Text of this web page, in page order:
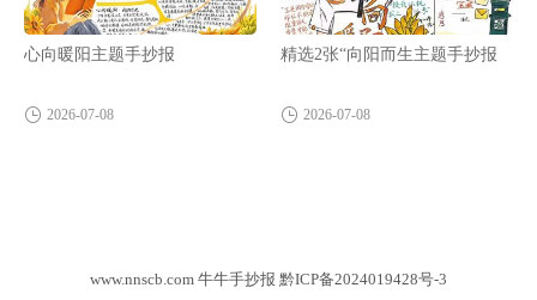
心向暖阳主题手抄报
2026-07-08
精选2张“向阳而生主题手抄报
2026-07-08
www.nnscb.com 牛牛手抄报 黔ICP备2024019428号-3